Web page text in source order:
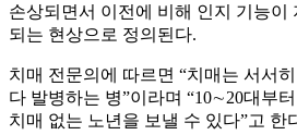
손상되면서 이전에 비해 인지 기능이
되는 현상으로 정의된다.
치매 전문의에 따르면 “치매는 서서
다 발병하는 병”이라며 “10∼20대부
치매 없는 노년을 보낼 수 있다”고 한